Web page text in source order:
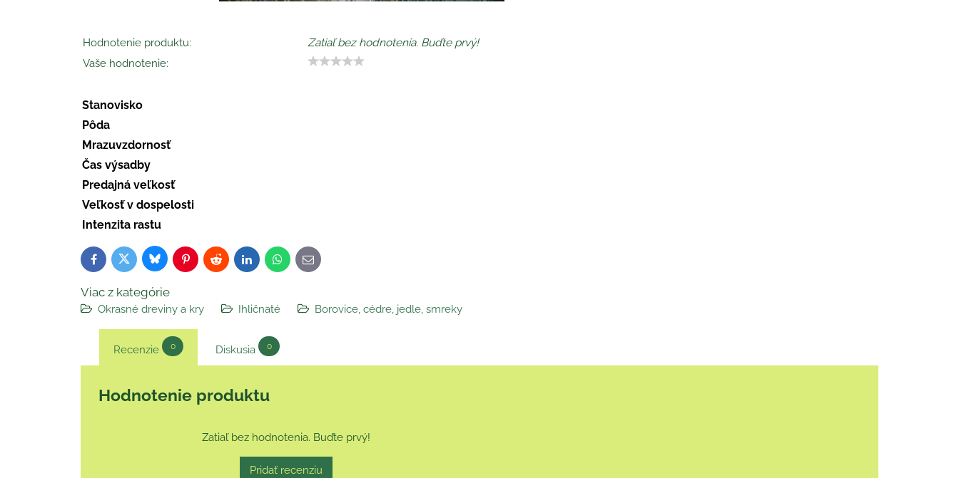
Hodnotenie produktu:
Zatiaľ bez hodnotenia. Buďte prvý!
Vaše hodnotenie:
Stanovisko
Pôda
Mrazuvzdornosť
Čas výsadby
Predajná veľkosť
Veľkosť v dospelosti
Intenzita rastu
FacebookTwitterBlueskyPinterestReddit LinkedInWhatsApp
E-
mail
Viac z kategórie
Okrasné dreviny a kry Ihličnaté Borovice, cédre, jedle, smreky
Recenzie 0 Diskusia 0
Hodnotenie produktu
Zatiaľ bez hodnotenia. Buďte prvý!
Pridať recenziu